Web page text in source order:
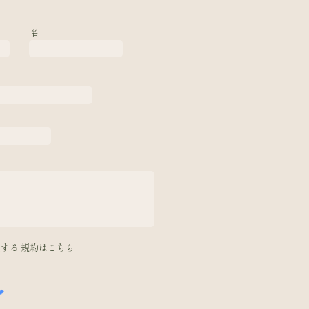
名
る 規約はこちら